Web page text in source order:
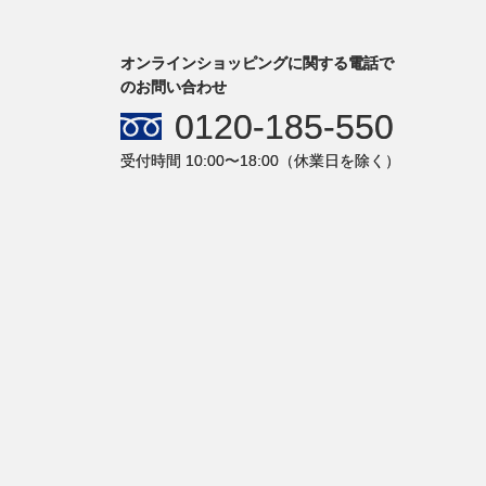
オンラインショッピングに関する電話で
のお問い合わせ
0120-185-550
受付時間 10:00〜18:00（休業日を除く）